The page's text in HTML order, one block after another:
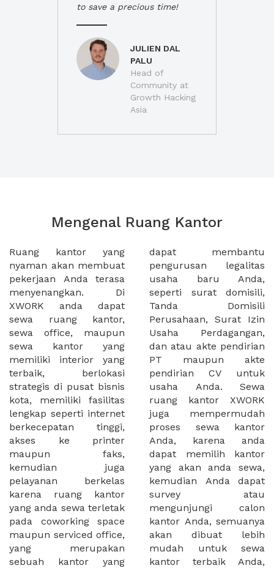
to save a precious time!
JULIEN DAL
PALU
Head of
Community at
Growth Hacking
Asia
Mengenal Ruang Kantor
Ruang kantor yang
nyaman akan membuat
pekerjaan Anda terasa
menyenangkan. Di
XWORK anda dapat
sewa ruang kantor,
sewa office, maupun
sewa kantor yang
memiliki interior yang
terbaik, berlokasi
strategis di pusat bisnis
kota, memiliki fasilitas
lengkap seperti internet
berkecepatan tinggi,
akses ke printer
maupun faks,
kemudian juga
pelayanan berkelas
karena ruang kantor
yang anda sewa terletak
pada coworking space
maupun serviced office,
yang merupakan
sebuah kantor yang
dapat membantu
pengurusan legalitas
usaha baru Anda,
seperti surat domisili,
Tanda Domisili
Perusahaan, Surat Izin
Usaha Perdagangan,
dan atau akte pendirian
PT maupun akte
pendirian CV untuk
usaha Anda. Sewa
ruang kantor XWORK
juga mempermudah
proses sewa kantor
Anda, karena anda
dapat memilih kantor
yang akan anda sewa,
kemudian Anda dapat
survey atau
mengunjungi calon
kantor Anda, semuanya
akan dibuat lebih
mudah untuk sewa
kantor terbaik Anda,